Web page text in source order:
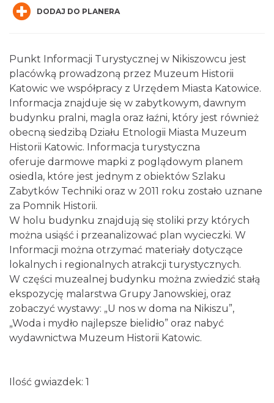
DODAJ DO PLANERA
Punkt Informacji Turystycznej w Nikiszowcu jest
placówką prowadzoną przez Muzeum Historii
Katowic we współpracy z Urzędem Miasta Katowice.
Informacja znajduje się w zabytkowym, dawnym
budynku pralni, magla oraz łaźni, który jest również
obecną siedzibą Działu Etnologii Miasta Muzeum
Historii Katowic. Informacja turystyczna
oferuje darmowe mapki z poglądowym planem
osiedla, które jest jednym z obiektów Szlaku
Zabytków Techniki oraz w 2011 roku zostało uznane
za Pomnik Historii.
W holu budynku znajdują się stoliki przy których
można usiąść i przeanalizować plan wycieczki. W
Informacji można otrzymać materiały dotyczące
lokalnych i regionalnych atrakcji turystycznych.
W części muzealnej budynku można zwiedzić stałą
ekspozycję malarstwa Grupy Janowskiej, oraz
zobaczyć wystawy: „U nos w doma na Nikiszu”,
„Woda i mydło najlepsze bielidło” oraz nabyć
wydawnictwa Muzeum Historii Katowic.
Ilość gwiazdek: 1